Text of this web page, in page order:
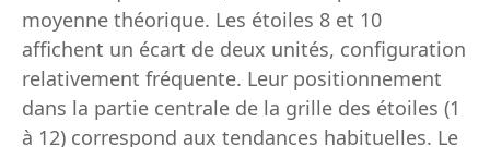
moyenne théorique. Les étoiles 8 et 10
affichent un écart de deux unités, configuration
relativement fréquente. Leur positionnement
dans la partie centrale de la grille des étoiles (1
à 12) correspond aux tendances habituelles. Le